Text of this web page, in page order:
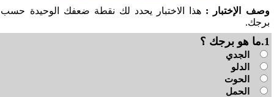
وصف الإختبار : هذا الاختبار يحدد لك نقطة ضعفك الوحيدة حسب
برجك.
1.ما هو برجك ؟
الجدي
الدلو
الحوت
الحمل